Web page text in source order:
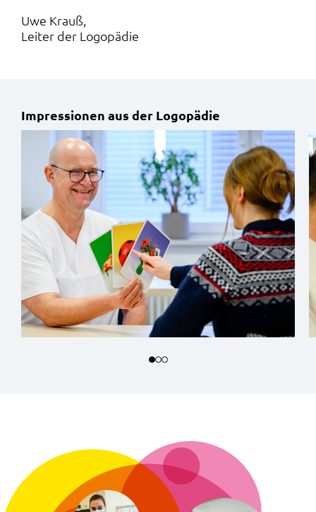
Uwe Krauß
Leiter der Logopädie
Impressionen aus der Logopädie